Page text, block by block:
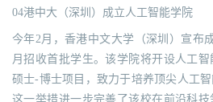
04港中大（深圳）成立人工智能学院
今年2月，香港中文大学（深圳）宣布
月招收首批学生。该学院将开设人工
硕士-博士项目，致力于培养顶尖人工
这一举措进一步完善了该校在前沿科